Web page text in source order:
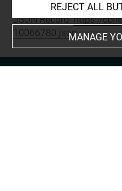
JSON Record:https://
10066780.json
REJECT ALL
MANAGE